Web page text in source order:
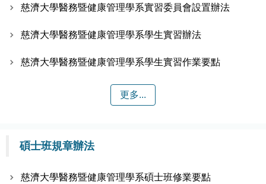
慈濟大學醫務暨健康管理學系實習委員會設置辦法
慈濟大學醫務暨健康管理學系學生實習辦法
慈濟大學醫務暨健康管理學系學生實習作業要點
更多...
碩士班規章辦法
慈濟大學醫務暨健康管理學系碩士班修業要點